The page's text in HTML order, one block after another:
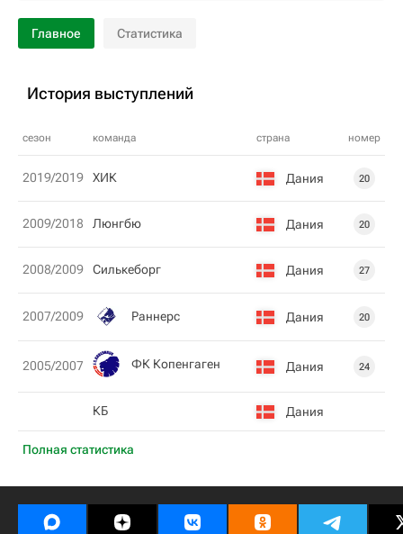
Главное Статистика
История выступлений
сезон команда страна номер
Полная статистика
2019/2019 ХИК Дания 20
2009/2018 Люнгбю Дания 20
2008/2009 Силькеборг Дания 27
2007/2009 Раннерс Дания 20
2005/2007 ФК Копенгаген Дания 24
КБ Дания